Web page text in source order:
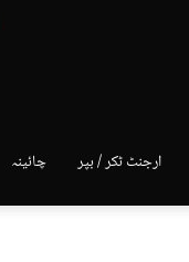
چائینہ ارجنٹ ٹکر / بپر